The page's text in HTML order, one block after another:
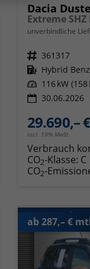
Dacia
Extreme SHZ
unverbindliche
Fahrzeugnr. 361317
Kraftstoff Hybrid
Leistung 116 kW (158
30.06.2026
29.690,–
incl. 19% MwSt.
Verbrauch
CO2-Klasse: C
CO2-
ab 287,– €